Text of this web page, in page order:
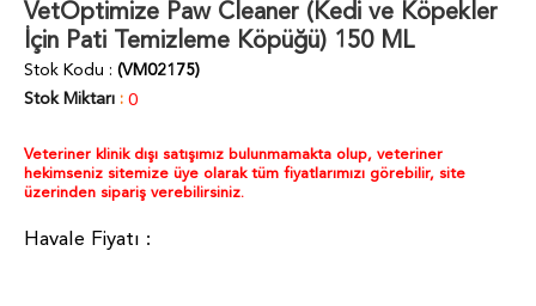
VetOptimize Paw Cleaner (Kedi ve Köpekler
İçin Pati Temizleme Köpüğü) 150 ML
Stok Kodu
(VM02175)
Stok Miktarı : 0
Veteriner klinik dışı satışımız bulunmamakta olup, veteriner
hekimseniz sitemize üye olarak tüm fiyatlarımızı görebilir, site
üzerinden sipariş verebilirsiniz.